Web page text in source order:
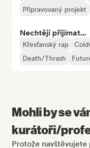
Připravovaný projekt
Nechtějí přijímat...
Křesťanský rap
Death/Thrash
Mohli by se
kurátoři/
Protože